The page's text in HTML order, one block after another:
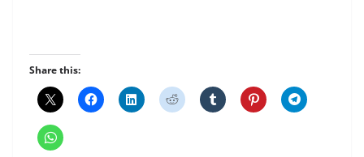
Share this: